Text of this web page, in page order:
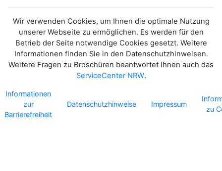
Wir verwenden Cookies, um Ihnen die optimale Nutzung
unserer Webseite zu ermöglichen. Es werden für den
Betrieb der Seite notwendige Cookies gesetzt. Weitere
Informationen finden Sie in den Datenschutzhinweisen.
Weitere Fragen zu Broschüren beantwortet Ihnen auch das
ServiceCenter NRW.
Informationen
zur
Barrierefreiheit
Datenschutzhinweise Impressum
zu